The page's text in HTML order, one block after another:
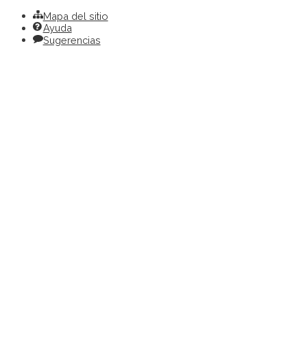
Mapa del sitio
Ayuda
Sugerencias